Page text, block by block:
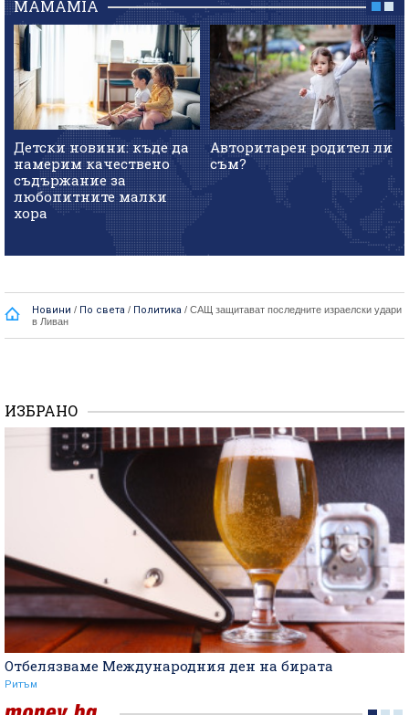
MAMAMIA
Детски новини: къде да
намерим качествено
съдържание за
любопитните малки
хора
Авторитарен родител ли
съм?
Новини / По света / Политика / САЩ защитават последните израелски удари
в Ливан
ИЗБРАНО
Отбелязваме Международния ден на бирата
Ритъм